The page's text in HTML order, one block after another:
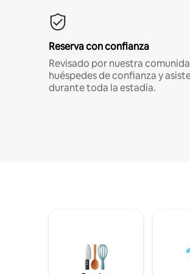
Reserva con confianza
Revisado por nuestra
huéspedes de confianza y
durante toda la estadía.